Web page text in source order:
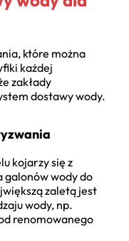
które można
każdej
zakłady
dostawy wody.
kojarzy się z
wody do
zaletą jest
wody, np.
renomowanego